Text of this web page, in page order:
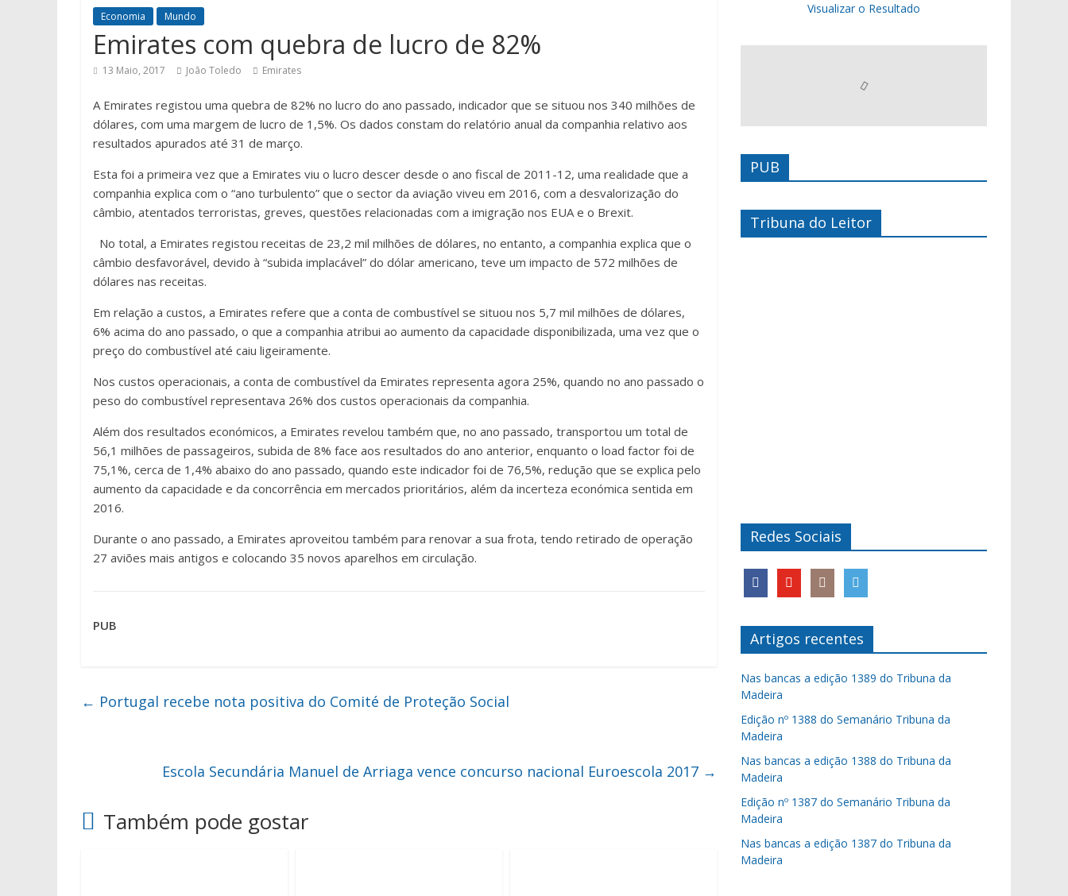
Economia Mundo
Emirates com quebra de lucro de 82%
13 Maio, 2017 João Toledo Emirates
A Emirates registou uma quebra de 82% no lucro do ano passado, indicador que se situou nos 340 milhões de
dólares, com uma margem de lucro de 1,5%. Os dados constam do relatório anual da companhia relativo aos
resultados apurados até 31 de março.
Esta foi a primeira vez que a Emirates viu o lucro descer desde o ano fiscal de 2011-12, uma realidade que a
companhia explica com o “ano turbulento” que o sector da aviação viveu em 2016, com a desvalorização do
câmbio, atentados terroristas, greves, questões relacionadas com a imigração nos EUA e o Brexit.
No total, a Emirates registou receitas de 23,2 mil milhões de dólares, no entanto, a companhia explica que o
câmbio desfavorável, devido à “subida implacável” do dólar americano, teve um impacto de 572 milhões de
dólares nas receitas.
Em relação a custos, a Emirates refere que a conta de combustível se situou nos 5,7 mil milhões de dólares,
6% acima do ano passado, o que a companhia atribui ao aumento da capacidade disponibilizada, uma vez que o
preço do combustível até caiu ligeiramente.
Nos custos operacionais, a conta de combustível da Emirates representa agora 25%, quando no ano passado o
peso do combustível representava 26% dos custos operacionais da companhia.
Além dos resultados económicos, a Emirates revelou também que, no ano passado, transportou um total de
56,1 milhões de passageiros, subida de 8% face aos resultados do ano anterior, enquanto o load factor foi de
75,1%, cerca de 1,4% abaixo do ano passado, quando este indicador foi de 76,5%, redução que se explica pelo
aumento da capacidade e da concorrência em mercados prioritários, além da incerteza económica sentida em
2016.
Durante o ano passado, a Emirates aproveitou também para renovar a sua frota, tendo retirado de operação
27 aviões mais antigos e colocando 35 novos aparelhos em circulação.
PUB
← Portugal recebe nota positiva do Comité de Proteção Social
Escola Secundária Manuel de Arriaga vence concurso nacional Euroescola 2017 →
Também pode gostar
Visualizar o Resultado
PUB
Tribuna do Leitor
Redes Sociais
Artigos recentes
Nas bancas a edição 1389 do Tribuna da
Madeira
Edição nº 1388 do Semanário Tribuna da
Madeira
Nas bancas a edição 1388 do Tribuna da
Madeira
Edição nº 1387 do Semanário Tribuna da
Madeira
Nas bancas a edição 1387 do Tribuna da
Madeira